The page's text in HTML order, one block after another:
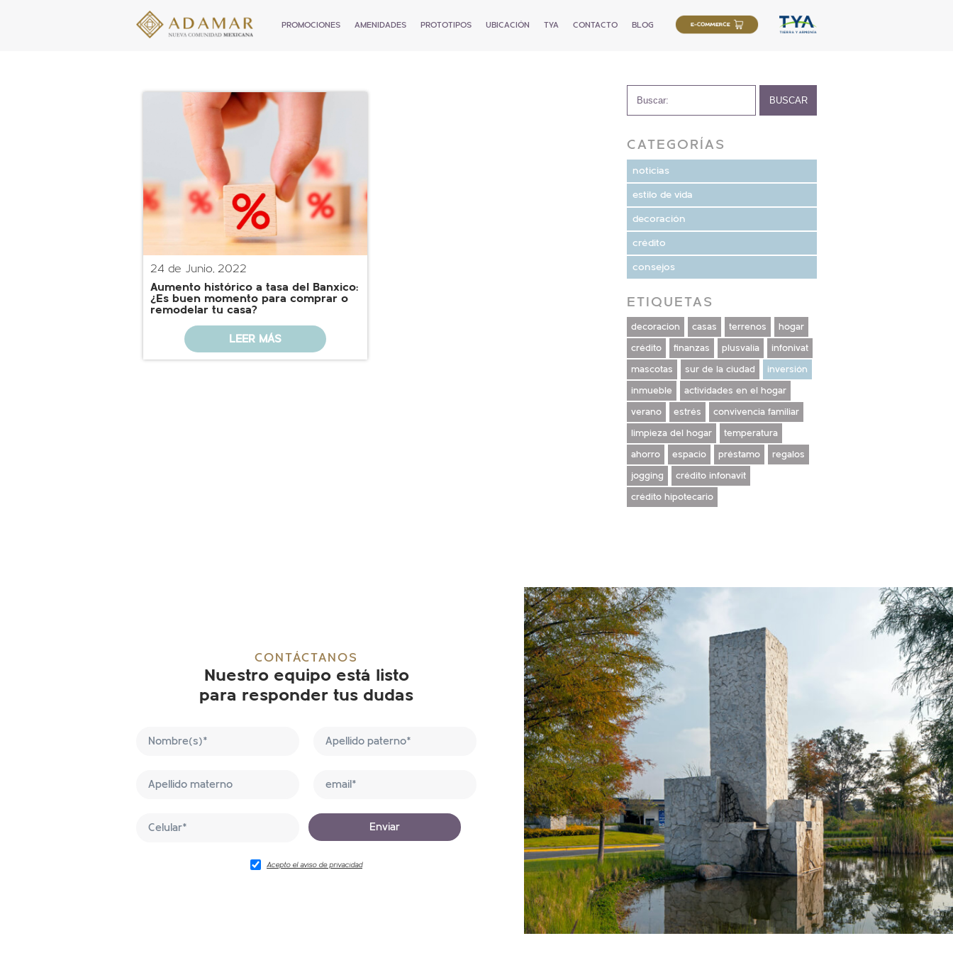
PROMOCIONES AMENIDADES PROTOTIPOS UBICACIÓN TYA CONTACTO BLOG
CATEGORÍAS
noticias
estilo de vida
decoración
crédito
consejos
ETIQUETAS
decoracion casas terrenos
hogar
crédito
finanzas plusvalía
infonivat
mascotas
sur de la ciudad
inversión
inmueble
actividades en el hogar
verano
estrés
convivencia familiar
limpieza del hogar
temperatura
ahorro
espacio préstamo
regalos
jogging
crédito infonavit
crédito hipotecario
24 de Junio, 2022
Aumento histórico a tasa del Banxico:
¿Es buen momento para comprar o
remodelar tu casa?
LEER MÁS
CONTÁCTANOS
Nuestro equipo está listo
para responder tus dudas
Acepto el aviso de privacidad